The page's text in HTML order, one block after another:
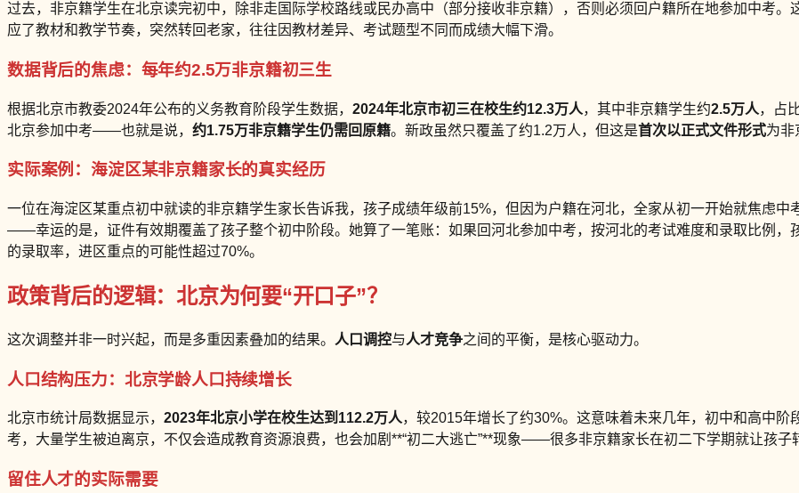
过去，非京籍学生在北京读完初中，除非走国际学校路线或民办高中（部分接收非京籍），否则必须回户籍所在地参加中考。
应了教材和教学节奏，突然转回老家，往往因教材差异、考试题型不同而成绩大幅下滑。
数据背后的焦虑：每年约2.5万非京籍初三生
根据北京市教委2024年公布的义务教育阶段学生数据， 2024年北京市初三在校生约12.3万人，其中非京籍学生约2.5万人，占
北京参加中考——也就是说， 约1.75万非京籍学生仍需回原籍。新政虽然只覆盖了约1.2万人，但这是首次以正式文件形式为非
实际案例：海淀区某非京籍家长的真实经历
一位在海淀区某重点初中就读的非京籍学生家长告诉我，孩子成绩年级前15%，但因为户籍在河北，全家从初一开始就焦虑中
——幸运的是，证件有效期覆盖了孩子整个初中阶段。她算了一笔账：如果回河北参加中考，按河北的考试难度和录取比例，
的录取率，进区重点的可能性超过70%。
政策背后的逻辑：北京为何要“开口子”？
这次调整并非一时兴起，而是多重因素叠加的结果。 人口调控与人才竞争之间的平衡，是核心驱动力。
人口结构压力：北京学龄人口持续增长
北京市统计局数据显示， 2023年北京小学在校生达到112.2万人，较2015年增长了约30%。这意味着未来几年，初中和高中
考，大量学生被迫离京，不仅会造成教育资源浪费，也会加剧**“初二大逃亡”**现象——很多非京籍家长在初二下学期就让孩子
留住人才的实际需要